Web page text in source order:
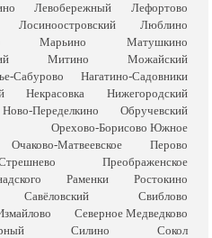
Левобережный
Лефортово
Лосиноостровский
Люблино
Марьино
Матушкино
Митино
Можайский
Сабурово
Нагатино-Садовники
Некрасовка
Нижегородский
Ново-Переделкино
Обручевский
Орехово-Борисово Южное
Очаково-Матвеевское
Перово
Преображенское
Раменки
Ростокино
Савёловский
Свиблово
Северное Медведково
Силино
Сокол